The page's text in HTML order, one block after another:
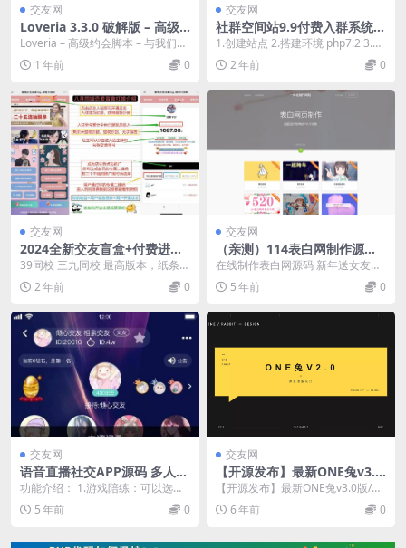
交友网
Loveria 3.3.0 破解版 – 高级
约会交友系统网站源码【原生
Loveria – 高级约会脚本 – 与我们一
起建立最好的约会业务。通过交互
式聊...1 年前 0
交友网
社群空间站9.9付费入群系统易
支付版全套搭建教程
1.创建站点 2.搭建环境 php7.2 3.上
传源码包 数据库批量修改sq9....
2 年前 0
交友网
2024全新交友盲盒+付费进群
二合一源码 包含全套源码+教
程
39同校 三九同校 最高版本，纸条，
交友，源码，搭建包上线运营，防
封红，独家唯一...
2 年前 0
交友网
（亲测）114表白网制作源码
新增模板
在线制作表白网源码 新年送女友个
惊喜吧 无数据库上传就能用 后台/a
dmin 账...
5 年前 0
交友网
语音直播社交APP源码 多人连
麦聊天/双端APP源代码 游戏
陪练 附编译说明
功能介绍： 1.游戏陪练：可以选择
当下火爆的游戏内容，选择游戏大
神、职业玩家进行...
5 年前 0
交友网
【开源发布】最新ONE兔v3.0
版/婚恋/交友/社交APP/原生
手端源码
【开源发布】最新ONE兔v3.0版/婚
恋/交友/社交APP/原生手端源码 原
生手...6 年前 0